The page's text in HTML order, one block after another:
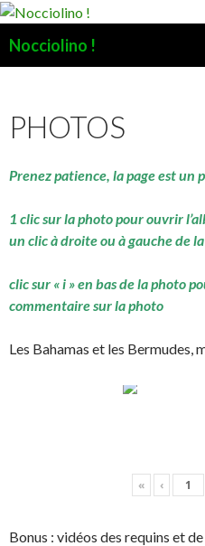
Nocciolino !
PHOTOS
Prenez patience, la page est un
1 clic sur la photo pour ouvrir
un clic à droite ou à gauche de
clic sur « i » en bas de la photo
commentaire sur la photo
Les Bahamas et les Bermudes,
« ‹
Bonus : vidéos des requins et de